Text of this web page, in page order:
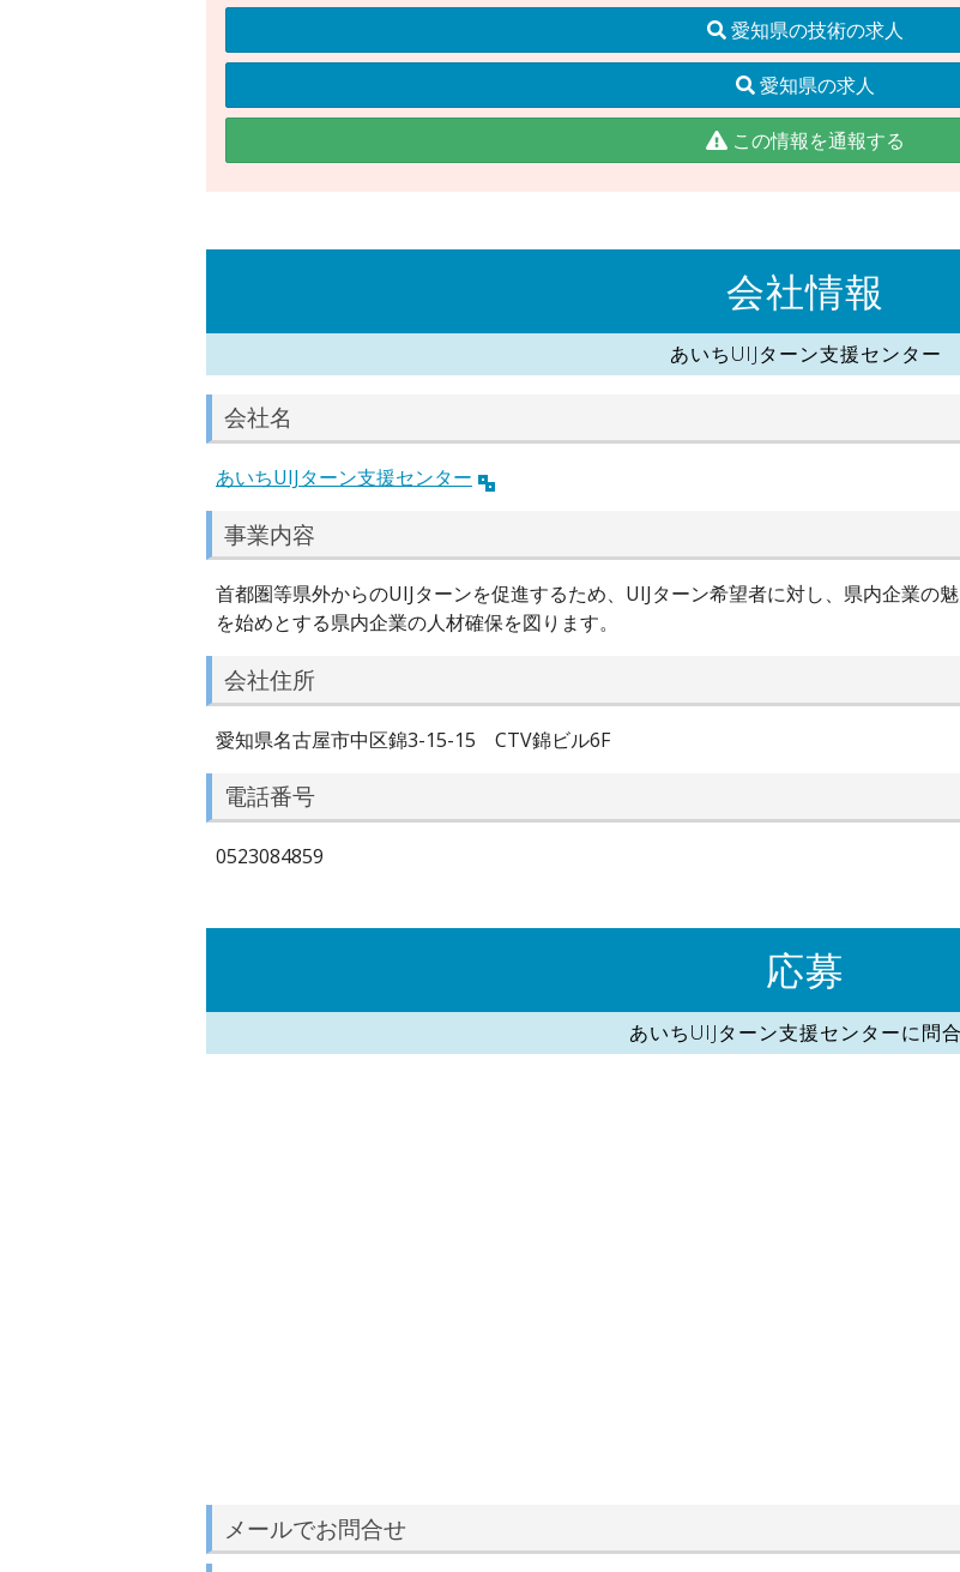
愛知県の技術の求人
愛知県の求人
この情報を通報する
会社情報
あいちUIJターン支援センター
会社名
あいちUIJターン支援センター
事業内容
首都圏等県外からのUIJターンを促進するため、UIJターン希望者に対し、県内企業の
を始めとする県内企業の人材確保を図ります。
会社住所
愛知県名古屋市中区錦3-15-15 CTV錦ビル6F
電話番号
0523084859
応募
あいちUIJターン支援センターに問
メールでお問合せ